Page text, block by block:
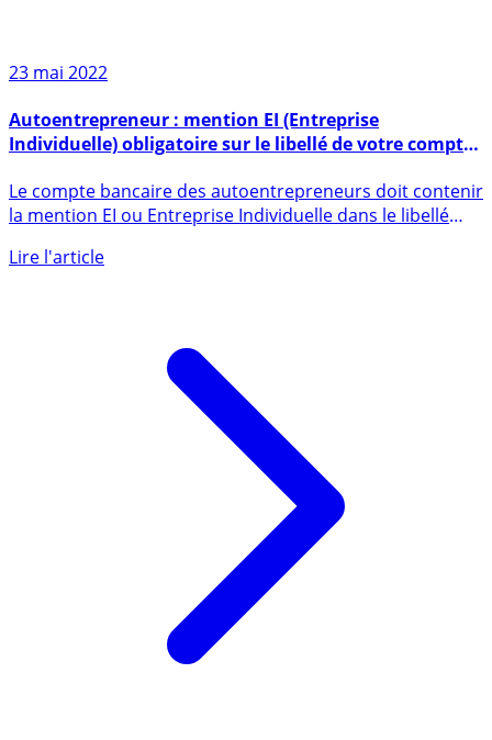
23 mai 2022
Individuelle) obligatoire sur le libellé de votre compte
bancaire, pas de panique, toutes les banques ne sont
la mention EI ou Entreprise Individuelle dans le libellé